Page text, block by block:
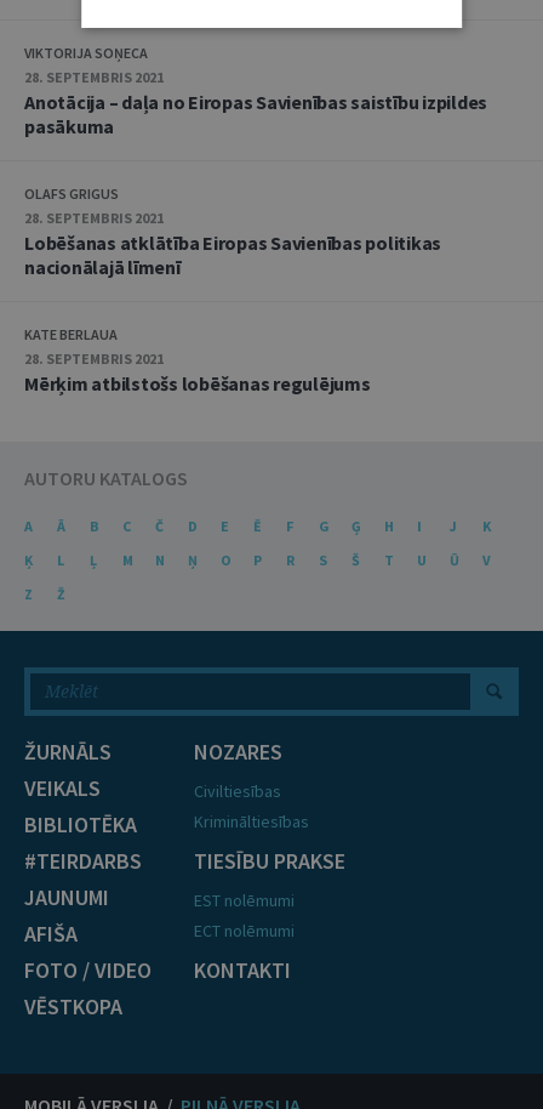
VIKTORIJA SOŅECA
28. SEPTEMBRIS 2021
Anotācija – daļa no Eiropas Savienības saistību izpildes
pasākuma
OLAFS GRIGUS
28. SEPTEMBRIS 2021
Lobēšanas atklātība Eiropas Savienības politikas
nacionālajā līmenī
KATE BERLAUA
28. SEPTEMBRIS 2021
Mērķim atbilstošs lobēšanas regulējums
AUTORU KATALOGS
A Ā B C Č D E Ē F G Ģ H I J
K
Ķ
L Ļ M N Ņ O P R S Š T U Ū
V
Z
Ž
ŽURNĀLS
VEIKALS
BIBLIOTĒKA
#TEIRDARBS
JAUNUMI
AFIŠA
FOTO / VIDEO
VĒSTKOPA
NOZARES
Civiltiesības
Krimināltiesības
TIESĪBU PRAKSE
EST nolēmumi
ECT nolēmumi
KONTAKTI